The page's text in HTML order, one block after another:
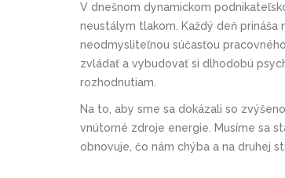
V dnešnom dynamickom
neustálym tlakom. Každý deň
neodmysliteľnou súčasťou
zvládať a vybudovať si dlhodobú
rozhodnutiam.
Na to, aby sme sa dokázali so
vnútorné zdroje energie. Musíme sa
obnovuje, čo nám chýba a na druhej